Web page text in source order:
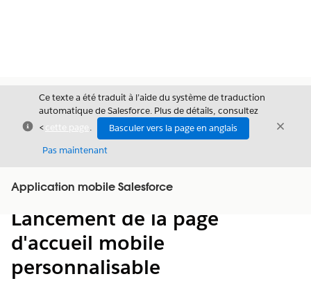
Fermer
Ce texte a été traduit à l’aide du système de traduction
automatique de Salesforce. Plus de détails, consultez
<cette page .
Basculer vers la page en anglais
Pas maintenant
Fermer
Application mobile Salesforce
Afficher la table des matières
Table des
Lancement de la page
d'accueil mobile
personnalisable